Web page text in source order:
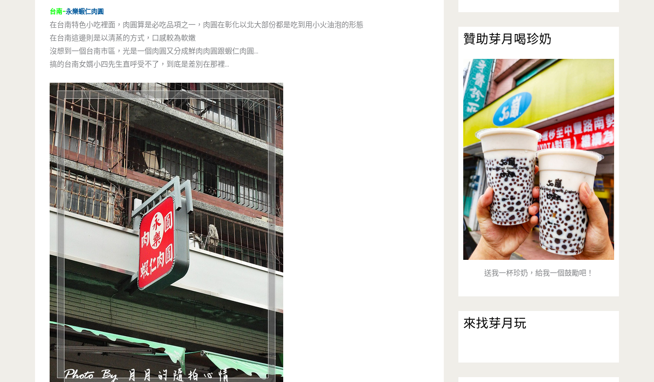
台南-永樂蝦仁肉圓
在台南特色小吃裡面，肉圓算是必吃品項之一，肉圓在彰化以北大部份都是吃到用小火油泡的形態
在台南這邊則是以清蒸的方式，口感較為軟嫩
沒想到一個台南市區，光是一個肉圓又分成鮮肉肉圓跟蝦仁肉圓…
搞的台南女婿小四先生直呼受不了，到底是差別在那裡…
贊助芽月喝珍奶
送我一杯珍奶，給我一個鼓勵吧！
來找芽月玩